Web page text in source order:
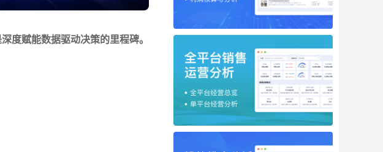
度赋能数据驱动决策的里程碑。